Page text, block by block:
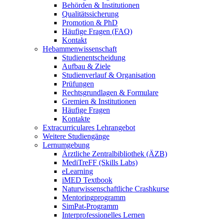
Behörden & Institutionen
Qualitätssicherung
Promotion & PhD
Häufige Fragen (FAQ)
Kontakt
Hebammenwissenschaft
Studienentscheidung
Aufbau & Ziele
Studienverlauf & Organisation
Prüfungen
Rechtsgrundlagen & Formulare
Gremien & Institutionen
Häufige Fragen
Kontakte
Extracurriculares Lehrangebot
Weitere Studiengänge
Lernumgebung
Ärztliche Zentralbibliothek (ÄZB)
MediTreFF (Skills Labs)
eLearning
iMED Textbook
Naturwissenschaftliche Crashkurse
Mentoringprogramm
SimPat-Programm
Interprofessionelles Lernen